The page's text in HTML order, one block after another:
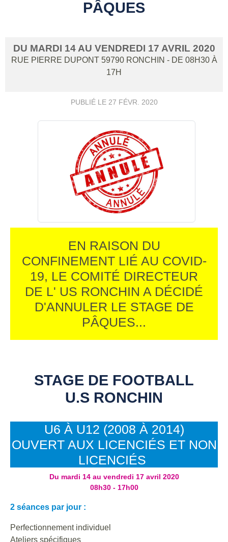
PÂQUES
DU MARDI 14AU VENDREDI 17 AVRIL 2020
RUE PIERRE DUPONT 59790 RONCHIN - DE 08H30 À
17H
PUBLIÉ LE 27 FÉVR. 2020
EN RAISON DU
CONFINEMENT LIÉ AU COVID-
19, LE COMITÉ DIRECTEUR
DE L' US RONCHIN A DÉCIDÉ
D'ANNULER LE STAGE DE
PÂQUES...
STAGE DE FOOTBALL
U.S RONCHIN
U6 À U12 (2008 À 2014)
OUVERT AUX LICENCIÉS ET NON
LICENCIÉS
Du mardi 14 au vendredi 17 avril 2020
08h30 - 17h00
2 séances par jour :
Perfectionnement individuel
Ateliers spécifiques